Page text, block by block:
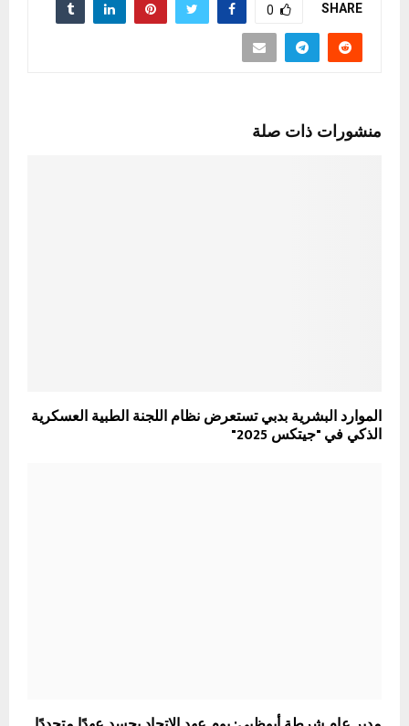
SHARE
0
منشورات ذات صلة
الموارد البشرية بدبي تستعرض نظام اللجنة الطبية العسكرية
الذكي في "جيتكس 2025"